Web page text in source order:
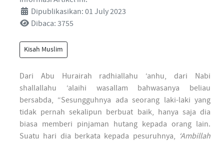
Dipublikasikan: 01 July 2023
Dibaca: 3755
Kisah Muslim
Dari Abu Hurairah radhiallahu ‘anhu, dari Nabi
shallallahu ‘alaihi wasallam bahwasanya beliau
bersabda, “Sesungguhnya ada seorang laki-laki yang
tidak pernah sekalipun berbuat baik, hanya saja dia
biasa memberi pinjaman hutang kepada orang lain.
Suatu hari dia berkata kepada pesuruhnya,
‘Ambillah